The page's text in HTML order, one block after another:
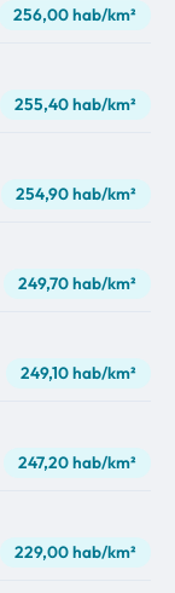
256,00 hab/km²
255,40 hab/km²
254,90 hab/km²
249,70 hab/km²
249,10 hab/km²
247,20 hab/km²
229,00 hab/km²